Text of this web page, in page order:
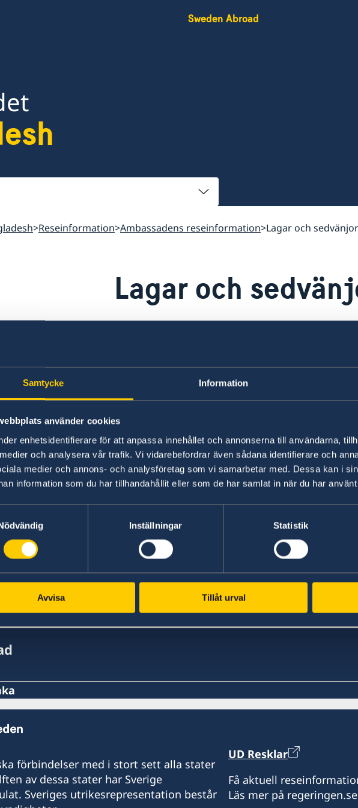
Samtycke Information
använder cookies
enhetsidentifierare för att anpassa innehållet och annonserna till användarna,
och analysera vår trafik. Vi vidarebefordrar även sådana identifierare och
medier och annons- och analysföretag som vi samarbetar med. Dessa kan i
information som du har tillhandahållit eller som de har samlat in när du har
Inställningar Statistik
Avvisa Tillåt urval
Sweden Abroad
Reseinformation Ambassadens reseinformation Lagar och sedvänjor
nyfödda i
säkerhet
Lagar och
Bangladeshs statsreligion är islam, enligt
Normerna för hur man bör uppträda offentligt
Undantagsvis kan det förekomma att
hälsar. Detsamma gäller även kvinnor som
Om man vill hälsa utan handskakning är det
Majoriteten av den kvinnliga befolkningen bär
det även om det finns en västerländsk
medvetna om att korta kjolar och urringning
Homosexualitet är i Bangladesh förbjudet och
Senast uppdaterad 15 juli 2026, 12.41
förbindelser med i stort sett alla stater
av dessa stater har Sverige
Sveriges utrikesrepresentation består
UD Resklar
Få aktuell
Läs mer på